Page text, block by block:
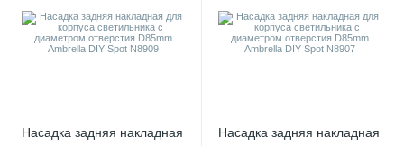
Насадка задняя накладная
Насадка задняя накладная